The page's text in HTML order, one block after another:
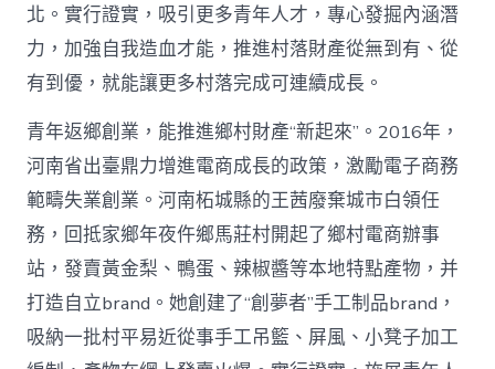
北。實行證實，吸引更多青年人才，專心發掘內涵潛
力，加強自我造血才能，推進村落財產從無到有、從
有到優，就能讓更多村落完成可連續成長。
青年返鄉創業，能推進鄉村財產“新起來”。2016年，
河南省出臺鼎力增進電商成長的政策，激勵電子商務
範疇失業創業。河南柘城縣的王茜廢棄城市白領任
務，回抵家鄉年夜仵鄉馬莊村開起了鄉村電商辦事
站，發賣黃金梨、鴨蛋、辣椒醬等本地特點產物，并
打造自立brand。她創建了“創夢者”手工制品brand，
吸納一批村平易近從事手工吊籃、屏風、小凳子加工